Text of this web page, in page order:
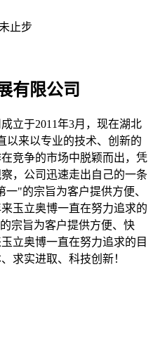
止步
有限公司
立于2011年3月，现在湖北
以来以专业的技术、创新的
竞争的市场中脱颖而出，凭
，公司迅速走出自己的一条
"的宗旨为客户提供方便、
玉立奥博一直在努力追求的
宗旨为客户提供方便、快
立奥博一直在努力追求的目
求实进取、科技创新！